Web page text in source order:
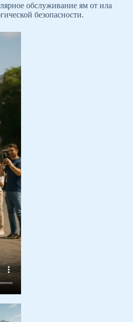
обслуживание ям от ила
безопасности.